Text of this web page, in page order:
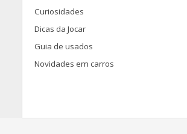
Curiosidades
Dicas da Jocar
Guia de usados
Novidades em carros